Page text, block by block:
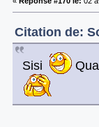
Citation de:
Sisi